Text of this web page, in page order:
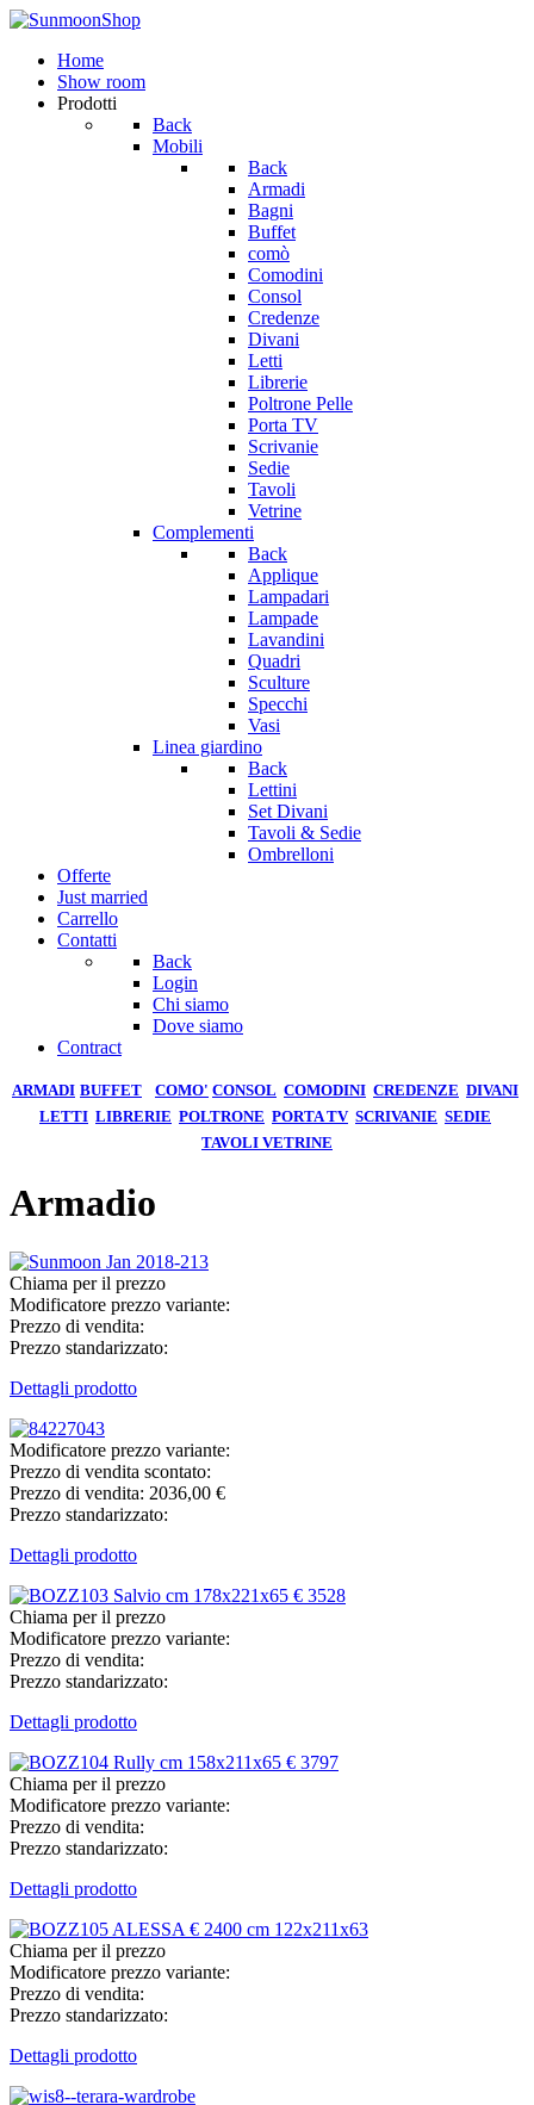
Home
Show room
Prodotti
Back
Mobili
Back
Armadi
Bagni
Buffet
comò
Comodini
Consol
Credenze
Divani
Letti
Librerie
Poltrone Pelle
Porta TV
Scrivanie
Sedie
Tavoli
Vetrine
Complementi
Back
Applique
Lampadari
Lampade
Lavandini
Quadri
Sculture
Specchi
Vasi
Linea giardino
Back
Lettini
Set Divani
Tavoli & Sedie
Ombrelloni
Offerte
Just married
Carrello
Contatti
Back
Login
Chi siamo
Dove siamo
Contract
ARMADI BUFFET COMO' CONSOL COMODINI CREDENZE DIVANI
LETTI LIBRERIE POLTRONE PORTA TV SCRIVANIE SEDIE
TAVOLI VETRINE
Armadio
Chiama per il prezzo
Modificatore prezzo variante:
Prezzo di vendita:
Prezzo standarizzato:
Dettagli prodotto
Modificatore prezzo variante:
Prezzo di vendita scontato:
Prezzo di vendita: 2036,00 €
Prezzo standarizzato:
Dettagli prodotto
Chiama per il prezzo
Modificatore prezzo variante:
Prezzo di vendita:
Prezzo standarizzato:
Dettagli prodotto
Chiama per il prezzo
Modificatore prezzo variante:
Prezzo di vendita:
Prezzo standarizzato:
Dettagli prodotto
Chiama per il prezzo
Modificatore prezzo variante:
Prezzo di vendita:
Prezzo standarizzato:
Dettagli prodotto